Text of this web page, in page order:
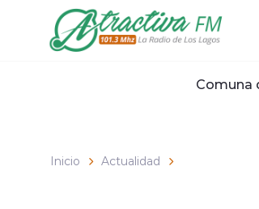
Click acá para ir directamente al
Comuna
Inicio Actualidad